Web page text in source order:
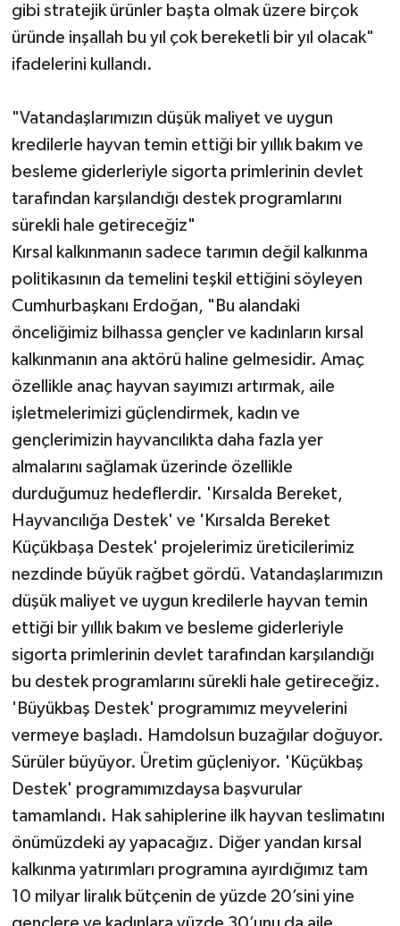
gibi stratejik ürünler başta olmak üzere birçok
üründe inşallah bu yıl çok bereketli bir yıl olacak"
ifadelerini kullandı.
"Vatandaşlarımızın düşük maliyet ve uygun
kredilerle hayvan temin ettiği bir yıllık bakım ve
besleme giderleriyle sigorta primlerinin devlet
tarafından karşılandığı destek programlarını
sürekli hale getireceğiz"
Kırsal kalkınmanın sadece tarımın değil kalkınma
politikasının da temelini teşkil ettiğini söyleyen
Cumhurbaşkanı Erdoğan, "Bu alandaki
önceliğimiz bilhassa gençler ve kadınların kırsal
kalkınmanın ana aktörü haline gelmesidir. Amaç
özellikle anaç hayvan sayımızı artırmak, aile
işletmelerimizi güçlendirmek, kadın ve
gençlerimizin hayvancılıkta daha fazla yer
almalarını sağlamak üzerinde özellikle
durduğumuz hedeflerdir. 'Kırsalda Bereket,
Hayvancılığa Destek' ve 'Kırsalda Bereket
Küçükbaşa Destek' projelerimiz üreticilerimiz
nezdinde büyük rağbet gördü. Vatandaşlarımızın
düşük maliyet ve uygun kredilerle hayvan temin
ettiği bir yıllık bakım ve besleme giderleriyle
sigorta primlerinin devlet tarafından karşılandığı
bu destek programlarını sürekli hale getireceğiz.
'Büyükbaş Destek' programımız meyvelerini
vermeye başladı. Hamdolsun buzağılar doğuyor.
Sürüler büyüyor. Üretim güçleniyor. 'Küçükbaş
Destek' programımızdaysa başvurular
tamamlandı. Hak sahiplerine ilk hayvan teslimatını
önümüzdeki ay yapacağız. Diğer yandan kırsal
kalkınma yatırımları programına ayırdığımız tam
10 milyar liralık bütçenin de yüzde 20’sini yine